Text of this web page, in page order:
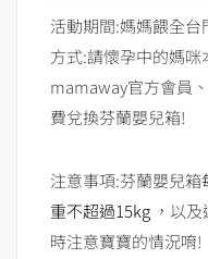
活動期間:媽媽餵全台
方式:請懷孕中的媽
mamaway官方會員
費兌換芬蘭嬰兒箱!
注意事項:芬蘭嬰兒箱
重不超過15kg ，以
時注意寶寶的情況唷!